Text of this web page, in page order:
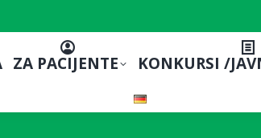
ZA PACIJENTE KONKURSI /